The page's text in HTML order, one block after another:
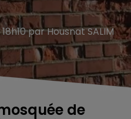
par Housnat SALIM
de